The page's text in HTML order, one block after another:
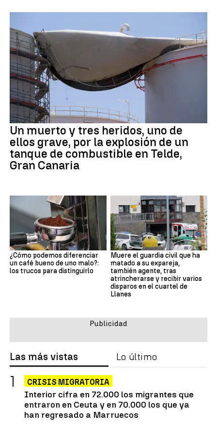
Un muerto y tres heridos, uno de
ellos grave, por la explosión de un
tanque de combustible en Telde,
Gran Canaria
¿Cómo podemos diferenciar
un café bueno de uno malo?:
los trucos para distinguirlo
Muere el guardia civil que ha
matado a su expareja,
también agente, tras
atrincherarse y recibir varios
disparos en el cuartel de
Llanes
Las más vistas Lo último
CRISIS MIGRATORIA
Interior cifra en 72.000 los migrantes que
entraron en Ceuta y en 70.000 los que ya
han regresado a Marruecos